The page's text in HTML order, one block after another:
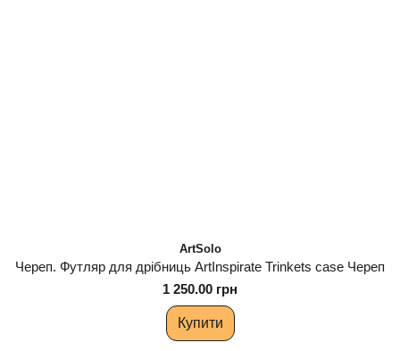
ArtSolo
Череп. Футляр для дрібниць ArtInspirate Trinkets case Череп
1 250.00 грн
Купити